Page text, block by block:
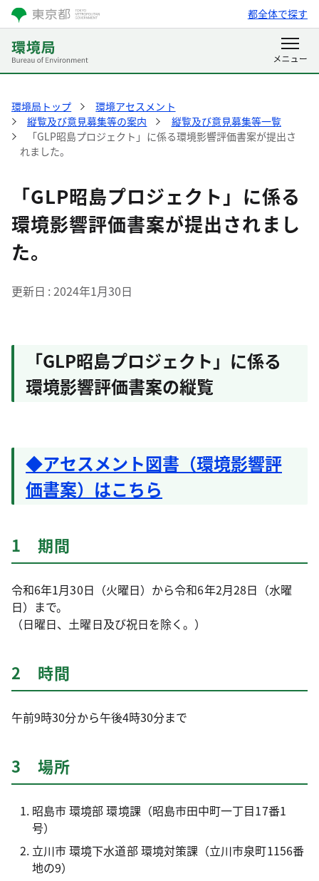
都全体で探す
環境局トップ
環境アセスメント
縦覧及び意見募集等の案内
縦覧及び意見募集等一覧
「GLP昭島プロジェクト」に係る環境影響評価書案が提出さ
れました。
「GLP昭島プロジェクト」に係る
環境影響評価書案が提出されまし
た。
更新日 2024年1月30日
「GLP昭島プロジェクト」に係る
環境影響評価書案の縦覧
◆アセスメント図書（環境影響評
価書案）はこちら
1 期間
令和6年1月30日（火曜日）から令和6年2月28日（水曜
日）まで。
（日曜日、土曜日及び祝日を除く。）
2 時間
午前9時30分から午後4時30分まで
3 場所
昭島市 環境部 環境課（昭島市田中町一丁目17番1
号）
立川市 環境下水道部 環境対策課（立川市泉町1156番
地の9）